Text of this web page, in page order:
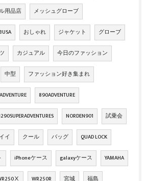
用品店 メッシュグローブ
おしゃれ ジャケット グローブ
カジュアル 今日のファッション
中型 ファッション好き集まれ
890ADVENTURE
NORDEN901 試乗会
イ クール バッグ QUAD LOCK
iPhoneケース galaxyケース YAMAHA
WR250R 宮城 福島